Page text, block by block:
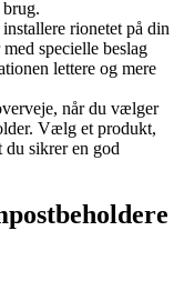
rionetet på din
specielle beslag
lettere og mere
når du vælger
Vælg et produkt,
du sikrer en god